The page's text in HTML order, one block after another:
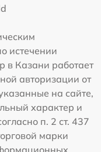
истечении
в Казани работает
авторизации от
на сайте,
характер и
п. 2 ст. 437
марки